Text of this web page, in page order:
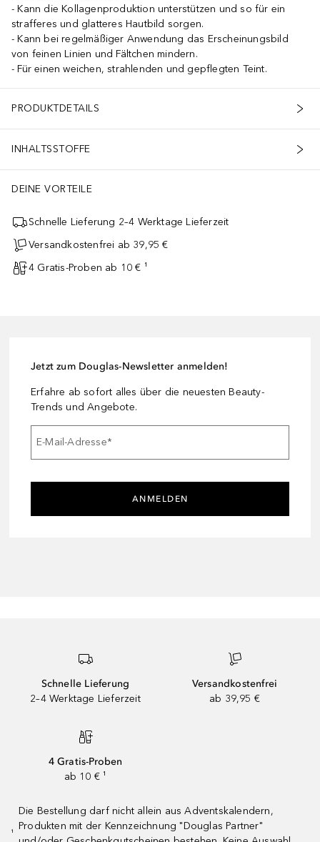
Kann die Kollagenproduktion unterstützen und so für ein
strafferes und glatteres Hautbild sorgen.
Kann bei regelmäßiger Anwendung das Erscheinungsbild
von feinen Linien und Fältchen mindern.
Für einen weichen, strahlenden und gepflegten Teint.
PRODUKTDETAILS
INHALTSSTOFFE
DEINE VORTEILE
Schnelle Lieferung 2–4 Werktage Lieferzeit
Versandkostenfrei ab 39,95 €
4 Gratis-Proben ab 10 € ¹
Jetzt zum Douglas-Newsletter anmelden!
Erfahre ab sofort alles über die neuesten Beauty-
Trends und Angebote.
E-Mail-Adresse*
ANMELDEN
Schnelle Lieferung
2–4 Werktage Lieferzeit
Versandkostenfrei
ab 39,95 €
4 Gratis-Proben
ab 10 € ¹
¹
Die Bestellung darf nicht allein aus Adventskalendern,
Produkten mit der Kennzeichnung "Douglas Partner"